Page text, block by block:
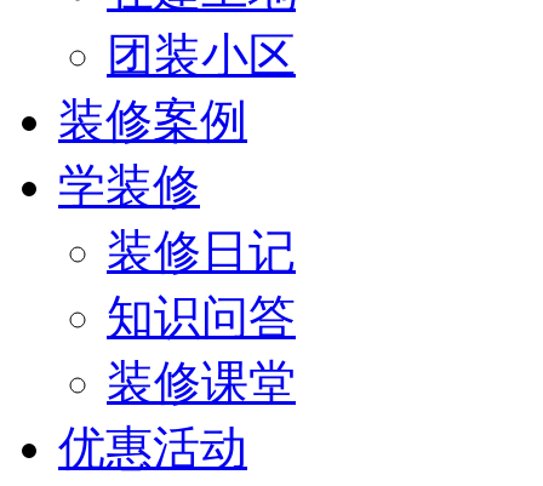
团装小区
装修案例
学装修
装修日记
知识问答
装修课堂
优惠活动